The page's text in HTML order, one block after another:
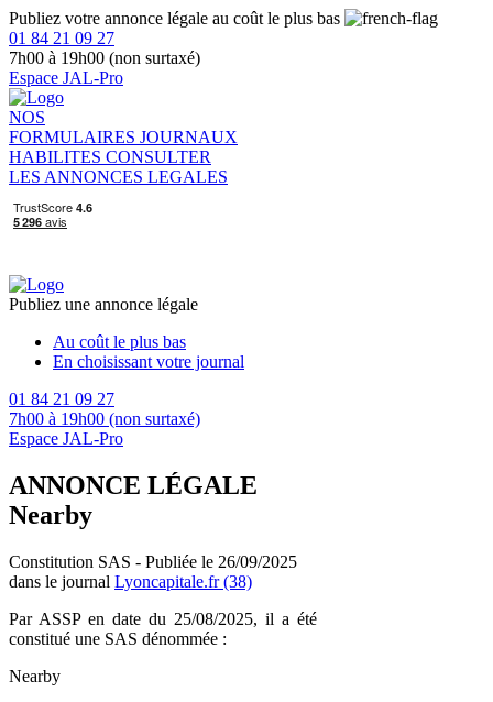
Publiez votre annonce légale au coût le plus bas
01 84 21 09 27
7h00 à 19h00 (non surtaxé)
Espace JAL-Pro
NOS
FORMULAIRES JOURNAUX
HABILITES CONSULTER
LES ANNONCES LEGALES
Publiez une annonce légale
Au coût le plus bas
En choisissant votre journal
01 84 21 09 27
7h00 à 19h00 (non surtaxé)
Espace JAL-Pro
ANNONCE LÉGALE
Nearby
Constitution SAS - Publiée le 26/09/2025
dans le journal Lyoncapitale.fr (38)
Par ASSP en date du 25/08/2025, il a été
constitué une SAS dénommée :
Nearby